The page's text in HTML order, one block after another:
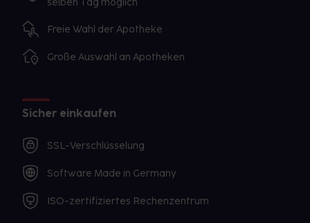
selben Tag möglich
Freie Wahl der Apotheke
Große Auswahl an Apotheken
Sicher einkaufen
SSL-Verschlüsselung
Software Made in Germany
ISO-zertifiziertes Rechenzentrum